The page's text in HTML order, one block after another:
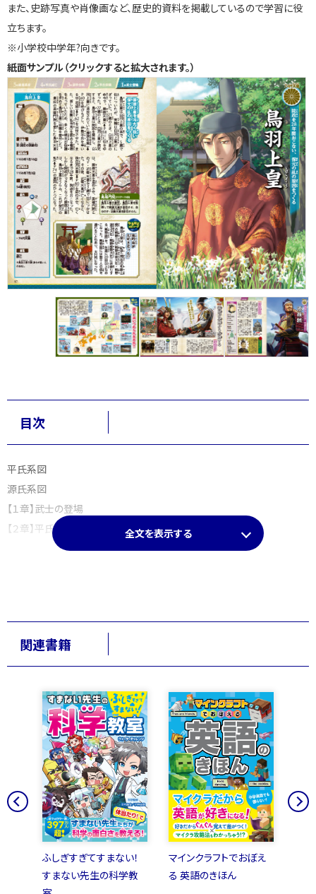
また、史跡写真や肖像画など、歴史的資料を掲載しているので学習に役
立ちます。
※小学校中学年?向きです。
紙面サンプル（クリックすると拡大されます。）
目次
平氏系図
源氏系図
【１章】武士の登場
【２章】平氏の栄華
【３章】源平の合戦
『源平人物大事典』年表
全文を表示する
関連書籍
ふしぎすぎてすまない！
すまない先生の科学教
マインクラフトでおぼえ
る 英語のきほん